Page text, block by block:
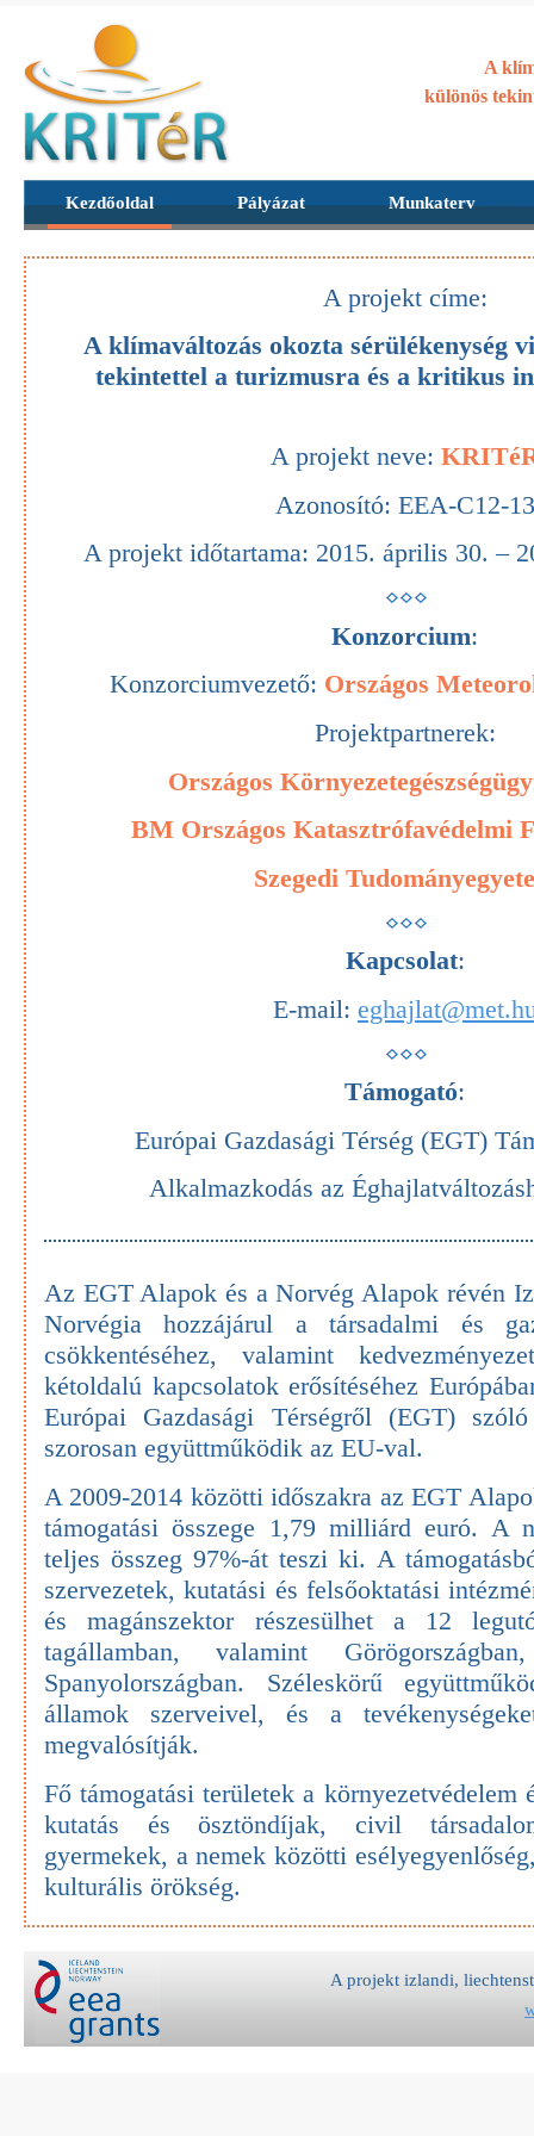
Kezdőoldal Pályázat Munkaterv
A
különös
A projekt címe:
A klímaváltozás okozta sérülékenység
tekintettel a turizmusra és a kritikus
A projekt neve:
Azonosító: EEA-C12-13
A projekt időtartama: 2015. április 30. –
Konzorcium:
Konzorciumvezető: Országos
Projektpartnerek:
Országos
BM Országos Katasztrófavédelmi
Szegedi
Kapcsolat:
E-mail:
Támogató:
Európai Gazdasági Térség (EGT)
Alkalmazkodás az
Az EGT Alapok és a Norvég Alapok révén
Norvégia hozzájárul a társadalmi és
csökkentéséhez, valamint
kétoldalú kapcsolatok erősítéséhez
Európai Gazdasági Térségről (EGT)
szorosan együttműködik az EU-val.
A 2009-2014 közötti időszakra az EGT
támogatási összege 1,79 milliárd euró. A
teljes összeg 97%-át teszi ki. A
szervezetek, kutatási és felsőoktatási
és magánszektor részesülhet a 12
tagállamban, valamint
Spanyolországban. Széleskörű
államok szerveivel, és a
megvalósítják.
Fő támogatási területek a környezetvédelem
kutatás és ösztöndíjak, civil
gyermekek, a nemek közötti
kulturális örökség.
A projekt izlandi,